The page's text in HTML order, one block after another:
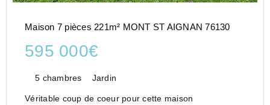
Maison 7 pièces 221m² MONT ST AIGNAN 76130
595 000€
5 chambres Jardin
Véritable coup de coeur pour cette maison